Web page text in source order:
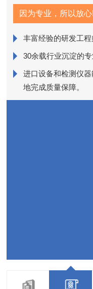
因为专业，所以放心!
丰富经验的研发工
30余载行业沉淀的
进口设备和检测仪
地完成质量保障。